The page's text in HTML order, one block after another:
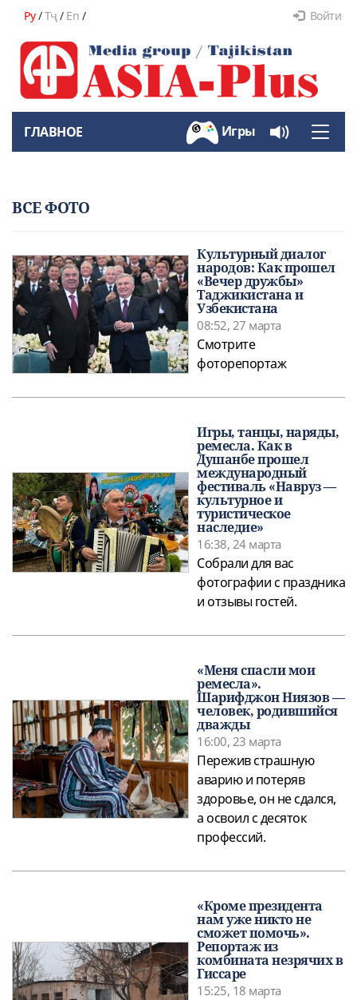
Ру/Тҷ/ En / Войти
Toggle
ГЛАВНОЕ Игры
ВСЕ ФОТО
Культурный диалог
народов: Как прошел
«Вечер дружбы»
Таджикистана и
Узбекистана
08:52, 27 марта
Смотрите
фоторепортаж
Игры, танцы, наряды,
ремесла. Как в
Душанбе прошел
международный
фестиваль «Навруз —
культурное и
туристическое
наследие»
16:38, 24 марта
Собрали для вас
фотографии с праздника
и отзывы гостей.
«Меня спасли мои
ремесла».
Шарифджон Ниязов —
человек, родившийся
дважды
16:00, 23 марта
Пережив страшную
аварию и потеряв
здоровье, он не сдался,
а освоил с десяток
профессий.
«Кроме президента
нам уже никто не
сможет помочь».
Репортаж из
комбината незрячих в
Гиссаре
15:25, 18 марта